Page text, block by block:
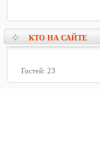
КТО НА САЙТЕ
Гостей: 23